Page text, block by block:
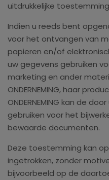
uitdrukkelijke
Indien u reeds bent
voor het ontvangen van
papieren en/of
uw gegevens gebruiken
marketing en ander
ONDERNEMING, haar
ONDERNEMING kan de
gebruiken voor het
bewaarde documenten.
Deze toestemming kan
ingetrokken, zonder
bijvoorbeeld op de